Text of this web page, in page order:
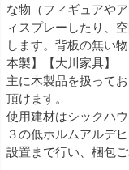
な物（フィギュアや
ィスプレーしたり、
します。背板の無い
本製】【大川家具】
主に木製品を扱って
頂けます。
使用建材はシックハ
３の低ホルムアルデ
設置まで行い、梱包